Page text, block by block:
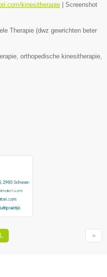
kinesitherapie | Screenshot
Therapie (dwz gewrichten beter
orthopedische kinesitherapie,